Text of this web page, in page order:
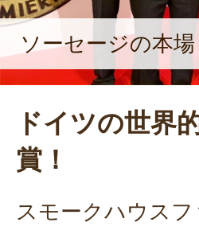
ソーセージの本
ドイツの世界
賞！
スモークハウス